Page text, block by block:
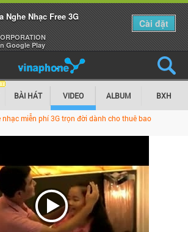
Nghe Nhạc Free 3G
Google Play
Cài đặt
BÀI HÁT VIDEO ALBUM BXH
miễn phí 3G trọn đời dành cho thuê bao